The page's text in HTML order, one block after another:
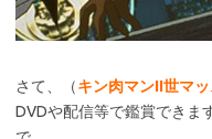
さて、（キン肉マンII世マ
DVDや配信等で鑑賞できま